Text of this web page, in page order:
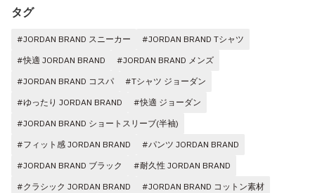
タグ
#JORDAN BRAND スニーカー
#JORDAN BRAND Tシャツ
#快適 JORDAN BRAND
#JORDAN BRAND メンズ
#JORDAN BRAND コスパ
#Tシャツ ジョーダン
#ゆったり JORDAN BRAND
#快適 ジョーダン
#JORDAN BRAND ショートスリーブ(半袖)
#フィット感 JORDAN BRAND
#パンツ JORDAN BRAND
#JORDAN BRAND ブラック
#耐久性 JORDAN BRAND
#クラシック JORDAN BRAND
#JORDAN BRAND コットン素材